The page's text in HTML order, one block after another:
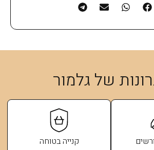
של גלמור
קנייה בטוחה